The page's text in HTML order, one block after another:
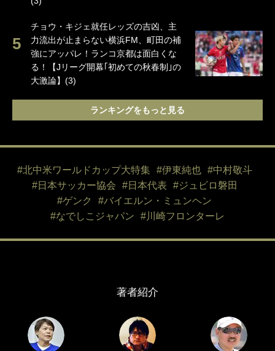
チョウ・キジェ就任レッズの吉凶、主
力流出が止まらない横浜FM、町田の補
強にアッパレ！ランコ京都は面白くな
る！【Jリーグ開幕｢初めての秋春制｣の
大激論】(3)
ランキングをもっと見る
#北中米ワールドカップ大特集 #伊東純也
#中村敬斗
#日本サッカー協会
#日本代表
#ジュビロ磐田
#ゲンク
#バイエルン・ミュンヘン
#なでしこジャパン
#川崎フロンターレ
著者紹介